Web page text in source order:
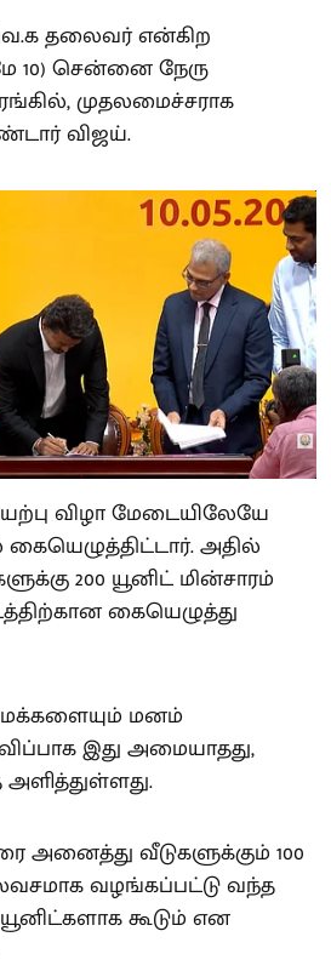
தலைவர் என்கிற
10) சென்னை நேரு
முதலமைச்சராக
விஜய்.
விழா மேடையிலேயே
அதில்
200 யூனிட் மின்சாரம்
கையெழுத்து
மனம்
இது அமையாதது,
அனைத்து வீடுகளுக்கும் 100
வழங்கப்பட்டு வந்த
கூடும் என